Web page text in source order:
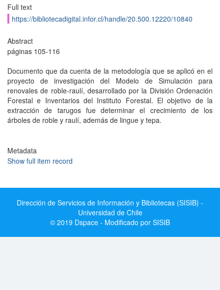
Full text
https://bibliotecadigital.infor.cl/handle/20.500.12220/10840
Abstract
páginas 105-116
Documento que da cuenta de la metodología que se aplicó en el
proyecto de investigación del Modelo de Simulación para
renovales de roble-raulí, desarrollado por la División Ordenación
Forestal e Inventarios del Instituto Forestal. El objetivo de la
extracción de tarugos fue determinar el crecimiento de los
árboles de roble y raulí, además de lingue y tepa.
Metadata
Show full item record
Dirección de Servicios de Información y Bibliotecas (SISIB) -
Universidad de Chile
© 2019 Dspace - Modificado por SISIB